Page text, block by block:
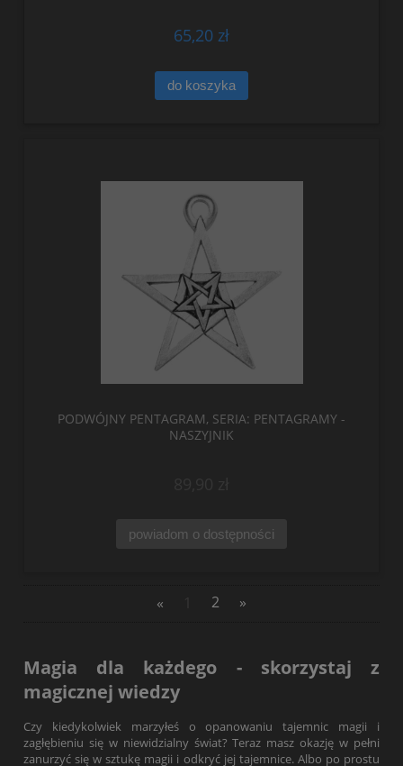
65,20 zł
do koszyka
PODWÓJNY PENTAGRAM, SERIA: PENTAGRAMY -
NASZYJNIK
powiadom o dostępności
« 2 »
Magia dla każdego - skorzystaj z
magicznej wiedzy
Czy kiedykolwiek marzyłeś o opanowaniu tajemnic magii i
zagłębieniu się w niewidzialny świat? Teraz masz okazję w pełni
zanurzyć się w sztukę magii i odkryć jej tajemnice. Albo po prostu